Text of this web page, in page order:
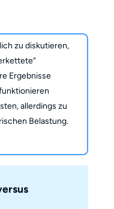
zu diskutieren,
Ergebnisse
allerdings zu
Belastung.